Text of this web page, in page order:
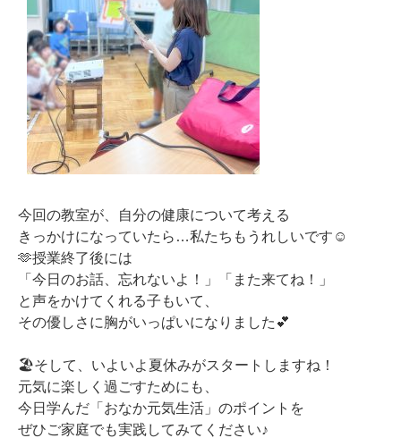
今回の教室が、自分の健康について考える
きっかけになっていたら…私たちもうれしいです☺️
🫶授業終了後には
「今日のお話、忘れないよ！」「また来てね！」
と声をかけてくれる子もいて、
その優しさに胸がいっぱいになりました💕
🏖️そして、いよいよ夏休みがスタートしますね！
元気に楽しく過ごすためにも、
今日学んだ「おなか元気生活」のポイントを
ぜひご家庭でも実践してみてください♪